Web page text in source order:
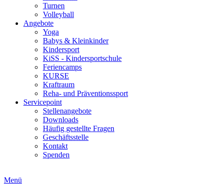
Turnen
Volleyball
Angebote
Yoga
Babys & Kleinkinder
Kindersport
KiSS - Kindersportschule
Feriencamps
KURSE
Kraftraum
Reha- und Präventionssport
Servicepoint
Stellenangebote
Downloads
Häufig gestellte Fragen
Geschäftsstelle
Kontakt
Spenden
Menü